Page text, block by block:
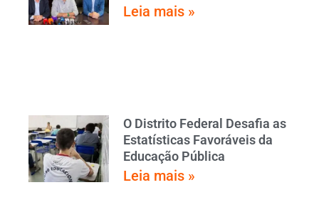
Leia mais »
O Distrito Federal Desafia as
Estatísticas Favoráveis da
Educação Pública
Leia mais »